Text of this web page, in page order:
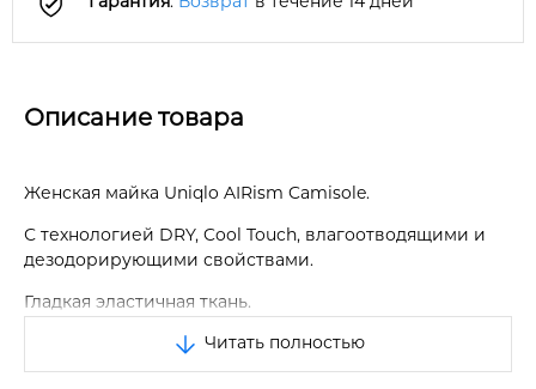
Описание товара
Женская майка Uniqlo AIRism Camisole.
С технологией DRY, Cool Touch, влагоотводящими и
дезодорирующими свойствами.
Гладкая эластичная ткань.
Мягкий и гладкий подол сзади.
Читать полностью